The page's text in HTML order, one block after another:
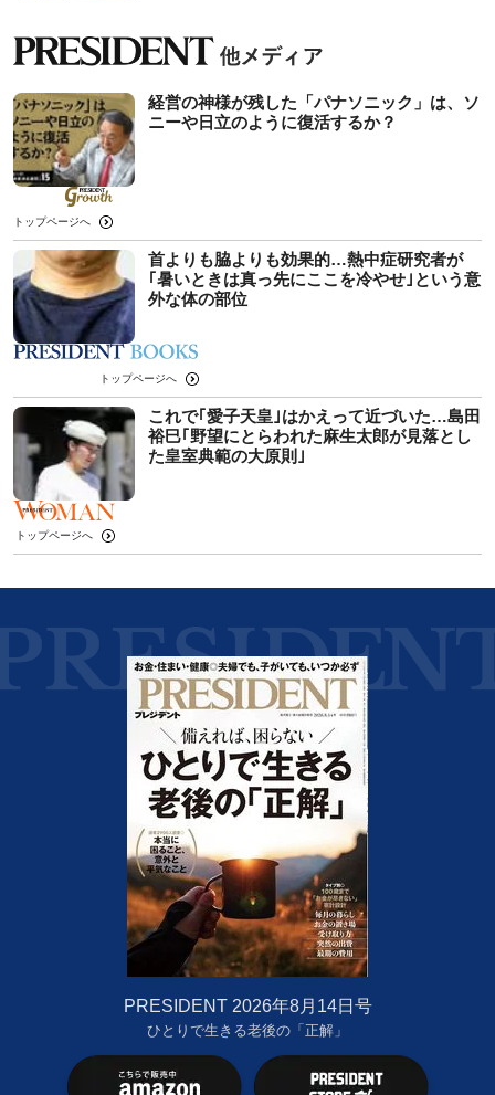
経営の神様が残した「パナソニック」は、ソ
ニーや日立のように復活するか？
トップページへ
首よりも脇よりも効果的…熱中症研究者が
｢暑いときは真っ先にここを冷やせ｣という意
外な体の部位
トップページへ
これで｢愛子天皇｣はかえって近づいた…島田
裕巳｢野望にとらわれた麻生太郎が見落とし
た皇室典範の大原則｣
トップページへ
PRESIDENT 2026年8月14日号
ひとりで生きる老後の「正解」